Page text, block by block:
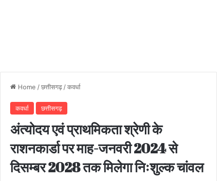
Home /छत्तीसगढ़ /कवर्धा
कवर्धा छत्तीसगढ़
अंत्योदय एवं प्राथमिकता श्रेणी के
राशनकार्डा पर माह-जनवरी 2024 से
दिसम्बर 2028 तक मिलेगा निःशुल्क चांवल